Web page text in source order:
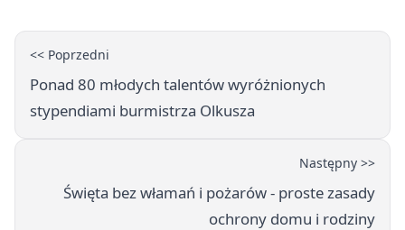
<< Poprzedni
Ponad 80 młodych talentów wyróżnionych
stypendiami burmistrza Olkusza
Następny >>
Święta bez włamań i pożarów - proste zasady
ochrony domu i rodziny